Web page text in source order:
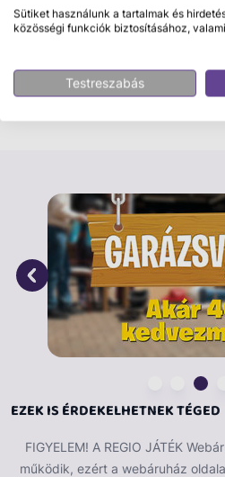
Fa gyurma 100 g
Amikor nedves könnyen
anyaga finomszemcsés
A Fa gyurma 100 g-os készlet
szórakoztató játék, amely a
kézügyességét fejleszti. A
formálható, így a gyerekek
miközben finommotorikus
EZEK IS ÉRDEKELHETNEK TÉGED
FIGYELEM! A REGIO JÁTÉK
működik, ezért a webáruház
Sütiket használunk a tartalmak és
közösségi funkciók biztosításához,
Testreszabás